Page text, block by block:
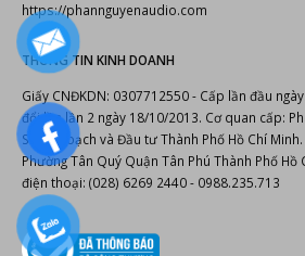
https://phannguyenaudio.com
THÔNG TIN KINH DOANH
Giấy CNĐKDN: 0307712550 - Cấp lần đầu
đổi lần lần 2 ngày 18/10/2013. Cơ quan cấp:
Sở Kế hoạch và Đầu tư Thành Phố Hồ Chí
Phường Tân Quý Quận Tân Phú Thành Phố Hồ
điện thoại: (028) 6269 2440 - 0988.235.713